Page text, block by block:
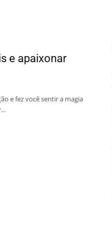
e apaixonar
e fez você sentir a magia